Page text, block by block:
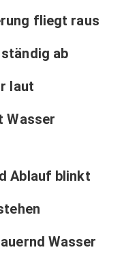
fliegt raus
ab
laut
Wasser
Ablauf blinkt
Wasser